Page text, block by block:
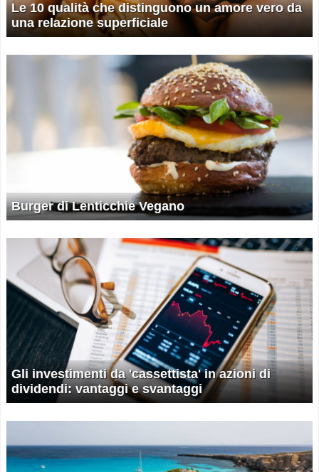
Le 10 qualità che distinguono un amore vero da
una relazione superficiale
Burger di Lenticchie Vegano
Gli investimenti da 'cassettista' in azioni di
dividendi: vantaggi e svantaggi